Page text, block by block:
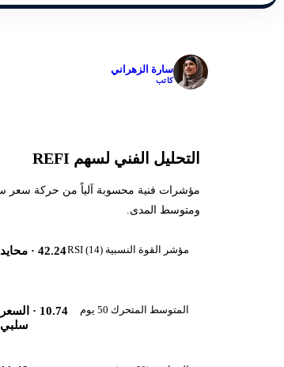
سارة الزهراني
كاتب
التحليل الفني لسهم REFI
ومتوسط المدى.
مؤشر القوة النسبية RSI (14) 42.24· محايد
المتوسط المتحرك 50 يوم 10.74 · السعر
سلبي